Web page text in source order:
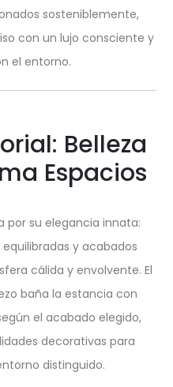
sosteniblemente,
con un lujo consciente y
el entorno.
Belleza
Espacios
por su elegancia innata:
y acabados
cálida y envolvente. El
baña la estancia con
el acabado elegido,
decorativas para
distinguido.